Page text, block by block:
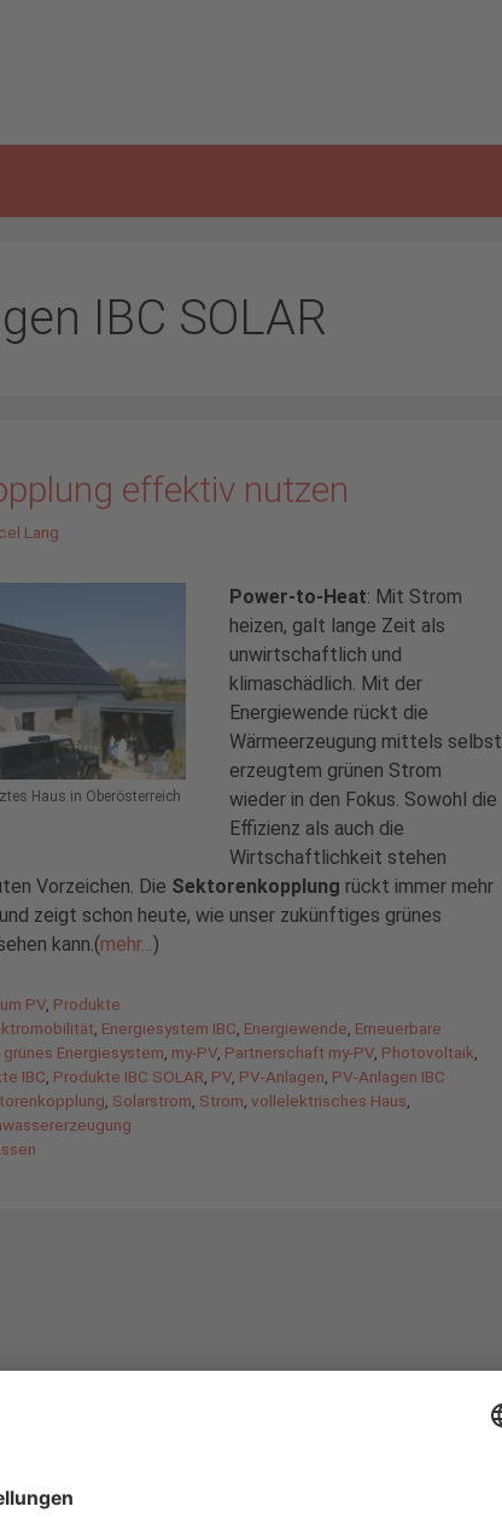
IBC SOLAR
effektiv nutzen
Lang
Haus in Oberösterreich
Power-to-Heat: Mit Strom
heizen, galt lange Zeit als
unwirtschaftlich und
klimaschädlich. Mit der
Energiewende rückt die
Wärmeerzeugung mittels selbst
erzeugtem grünen Strom
wieder in den Fokus. Sowohl die
Effizienz als auch die
Wirtschaftlichkeit stehen
Vorzeichen. Die Sektorenkopplung rückt immer mehr
zeigt schon heute, wie unser zukünftiges grünes
kann.(mehr… )
PV Produkte
Energiesystem IBC Energiewende Erneuerbare
grünes Energiesystem my-PV Partnerschaft my-PV Photovoltaik
IBC Produkte IBC SOLAR PV PV-Anlagen PV-Anlagen IBC
Solarstrom Strom vollelektrisches Haus